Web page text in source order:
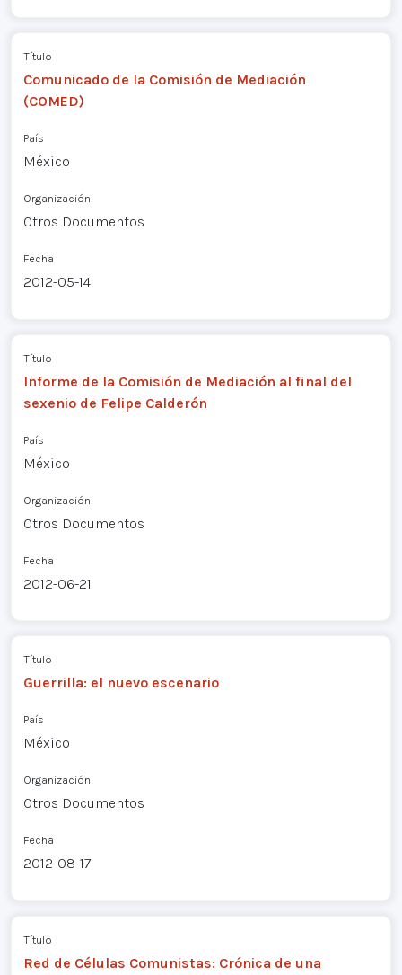
Título
Comunicado de la Comisión de Mediación
(COMED)
País
México
Organización
Otros Documentos
Fecha
2012-05-14
Título
Informe de la Comisión de Mediación al final del
sexenio de Felipe Calderón
País
México
Organización
Otros Documentos
Fecha
2012-06-21
Título
Guerrilla: el nuevo escenario
País
México
Organización
Otros Documentos
Fecha
2012-08-17
Título
Red de Células Comunistas: Crónica de una